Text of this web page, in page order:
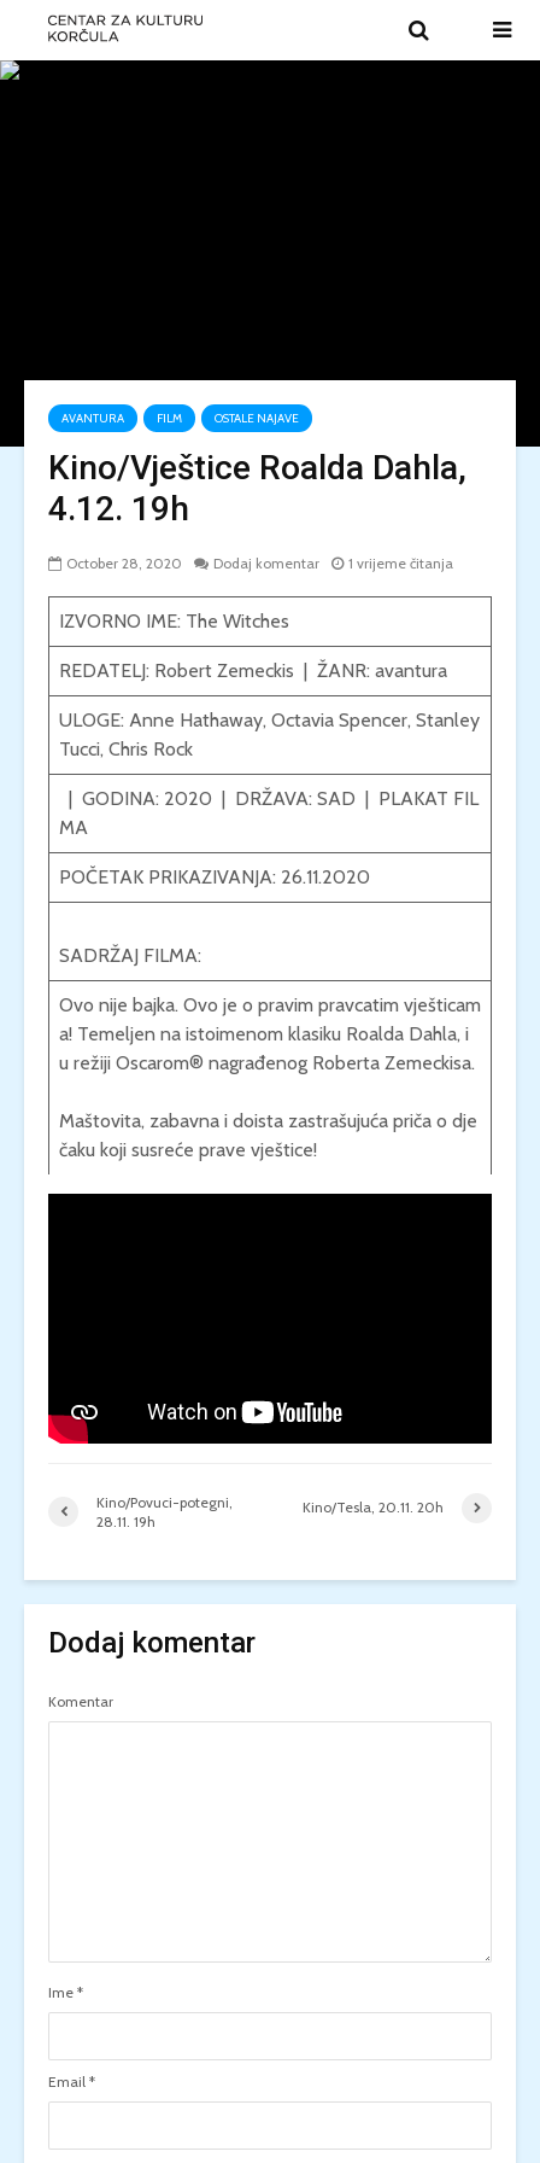
AVANTURA FILM OSTALE NAJAVE
Kino/Vještice Roalda Dahla,
4.12. 19h
October 28, 2020 Dodaj komentar 1 vrijeme čitanja
IZVORNO IME: The Witches
REDATELJ: Robert Zemeckis | ŽANR: avantura
ULOGE: Anne Hathaway, Octavia Spencer, Stanley
Tucci, Chris Rock
| GODINA: 2020 | DRŽAVA: SAD | PLAKAT FIL
MA
POČETAK PRIKAZIVANJA: 26.11.2020
SADRŽAJ FILMA:
Ovo nije bajka. Ovo je o pravim pravcatim vješticam
a! Temeljen na istoimenom klasiku Roalda Dahla, i
u režiji Oscarom® nagrađenog Roberta Zemeckisa.
Maštovita, zabavna i doista zastrašujuća priča o dje
čaku koji susreće prave vještice!
Kino/Povuci-potegni,
28.11. 19h
Kino/Tesla, 20.11. 20h
Dodaj komentar
Komentar
Ime *
Email *